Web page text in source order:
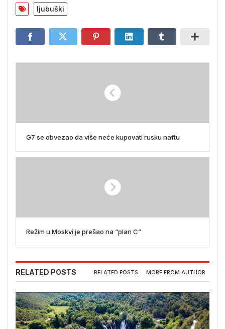
ljubuški
G7 se obvezao da više neće kupovati rusku naftu
Režim u Moskvi je prešao na “plan C”
RELATED POSTS RELATED POSTS MORE FROM AUTHOR